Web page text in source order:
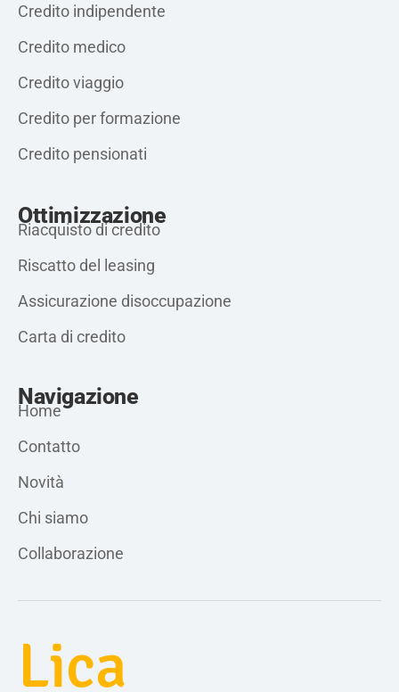
Credito indipendente
Credito medico
Credito viaggio
Credito per formazione
Credito pensionati
Ottimizzazione
Riacquisto di credito
Riscatto del leasing
Assicurazione disoccupazione
Carta di credito
Navigazione
Home
Contatto
Novità
Chi siamo
Collaborazione
Lica